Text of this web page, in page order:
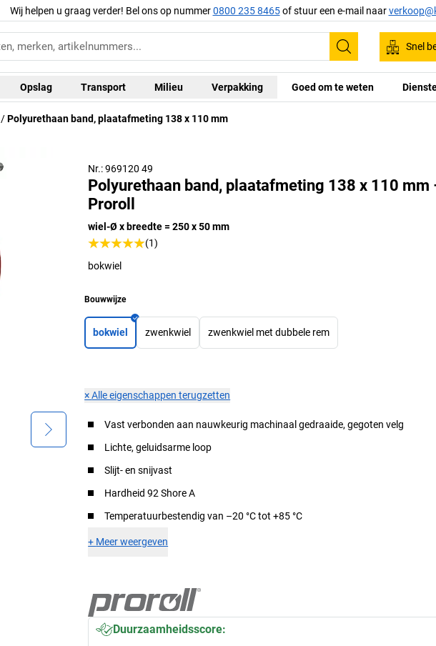
Wij helpen u graag verder! Bel ons op nummer0800 235 8465of stuur een e-mail naar
Zoeken
Snel
Opslag Transport Milieu Verpakking Goed om te weten
Polyurethaan band, plaatafmeting 138 x 110 mm
Nr.: 969120 49
Polyurethaan band, plaatafmeting 138 x 110 mm
Proroll
wiel-Ø x breedte = 250 x 50 mm
(1)
bokwiel
Bouwwijze
bokwiel zwenkwiel zwenkwiel met dubbele rem
×Alle eigenschappen terugzetten
Vast verbonden aan nauwkeurig machinaal gedraaide, gegoten velg
Lichte, geluidsarme loop
Slijt- en snijvast
Hardheid 92 Shore A
Temperatuurbestendig van –20 °C tot +85 °C
+ Meer weergeven
Duurzaamheidsscore: